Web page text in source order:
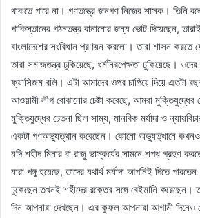
থাকতে পারে না। গণতন্ত্রে জনগণ নিজের শাসক। তিনি
পাকিস্তানের গঠনতন্ত্র বানানোর জন্য ভোট দিয়েছেন,
বাংলাদেশের সংবিধান প্রণয়ন করলো। তারা শাসন করতে
তারা সমাজতন্ত্র ঢুকিয়েছে, ধর্মনিরপেক্ষতা ঢুকিয়েছে।
ফ্যাসিজম বলি। এটা আমাদের ওপর চাপিয়ে দিয়ে এতটা
আওয়ামী লীগ বোঝানোর চেষ্টা করেছে, আমরা
মুক্তিযুদ্ধের চেতনা ছিল সাম্য, মানবিক মর্যাদা ও
একটা গণঅভ্যুত্থান করেছেন। কোনো অভ্যুত্থানে
যদি শহীদ মিনার বা রাজু ভাস্কর্যের সামনে শপথ গ্রহণ
যারা পঙ্গু হয়েছে, তাদের যথার্থ মর্যাদা আপনিই দিতে
ঢুকেছেন তখনই শহীদের রক্তের সঙ্গে বেইমানি
দিন আপনারা দেখছেন। এর কুফল আপনারা আগামী দিনেও